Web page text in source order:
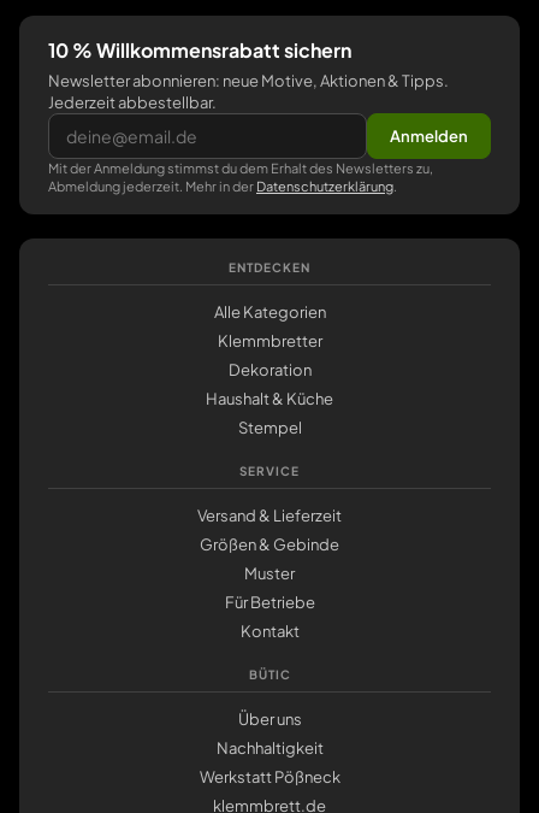
10 % Willkommensrabatt sichern
Newsletter abonnieren: neue Motive, Aktionen & Tipps.
Jederzeit abbestellbar.
Anmelden
Mit der Anmeldung stimmst du dem Erhalt des Newsletters zu,
Abmeldung jederzeit. Mehr in der Datenschutzerklärung
ENTDECKEN
Alle Kategorien
Klemmbretter
Dekoration
Haushalt & Küche
Stempel
SERVICE
Versand & Lieferzeit
Größen & Gebinde
Muster
Für Betriebe
Kontakt
BÜTIC
Über uns
Nachhaltigkeit
Werkstatt Pößneck
klemmbrett.de